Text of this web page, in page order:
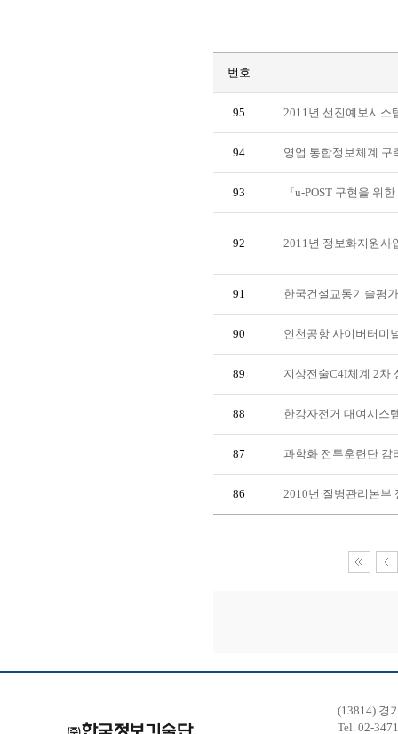
번호
95 2011년 선진예보시스
94 영업 통합정보체계 구
93 『u-POST 구현을 위
92 2011년 정보화지원사
91 한국건설교통기술평
90 인천공항 사이버터미
89 지상전술C4I체계 2차
88 한강자전거 대여시스
87 과학화 전투훈련단 감
86 2010년 질병관리본부
(13814) 경
Tel. 02-